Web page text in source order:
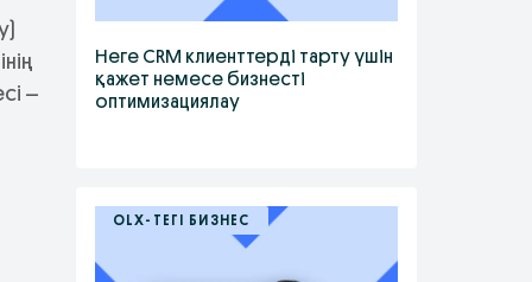
–
Неге CRM клиенттерді тарту үшін
қажет немесе бизнесті
оптимизациялау
OLX-ТЕГІ БИЗНЕС